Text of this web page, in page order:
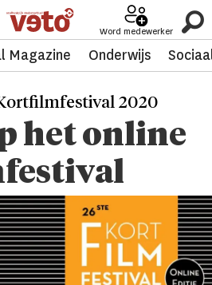
Word medewerker
Magazine Onderwijs
2020
het online